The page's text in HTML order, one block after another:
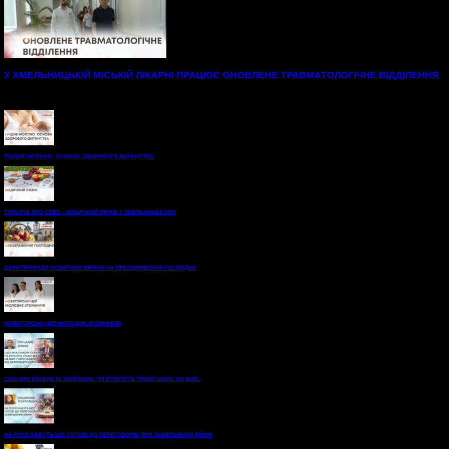
У ХМЕЛЬНИЦЬКІЙ МІСЬКІЙ ЛІКАРНІ ПРАЦЮЄ ОНОВЛЕНЕ ТРАВМАТОЛОГІЧНЕ ВІДДІЛЕННЯ
ГРУДНЕ МОЛОКО: ОСНОВА ЗДОРОВОГО ДИТИНСТВА
ТУРБОТА ПРО СЕБЕ – МЕДИЧНИЙ ПІКНІК У ХМЕЛЬНИЦЬКОМУ
ДАРИ ПРИРОДИ ОСВЯТИЛИ ВІРЯНИ НА ПРЕОБРАЖЕННЯ ГОСПОДНЄ
НОВАТОРСЬКІ ІДЕЇ МОЛОДИХ АТОМНИКІВ
США МІЖ ІРАНОМ ТА УКРАЇНОЮ: ЧИ ВТРАТИТЬ ТРАМП ШАНС НА МИР...
НА РОСІЇ КАЖУТЬ ЩО ГОТОВІ ДО ПЕРЕГОВОРІВ ПРО ЗАВЕРШЕННЯ ВІЙНИ